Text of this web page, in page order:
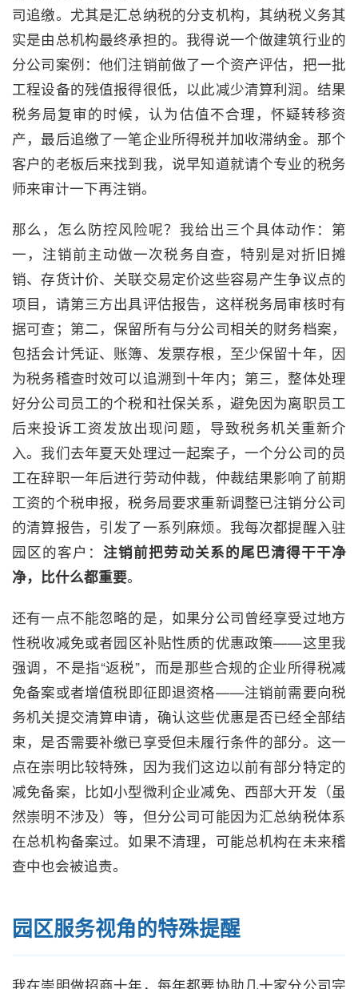
司追缴。尤其是汇总纳税的分支机构，其纳税义务其
实是由总机构最终承担的。我得说一个做建筑行业的
分公司案例：他们注销前做了一个资产评估，把一批
工程设备的残值报得很低，以此减少清算利润。结果
税务局复审的时候，认为估值不合理，怀疑转移资
产，最后追缴了一笔企业所得税并加收滞纳金。那个
客户的老板后来找到我，说早知道就请个专业的税务
师来审计一下再注销。
那么，怎么防控风险呢？我给出三个具体动作：第
一，注销前主动做一次税务自查，特别是对折旧摊
销、存货计价、关联交易定价这些容易产生争议点的
项目，请第三方出具评估报告，这样税务局审核时有
据可查；第二，保留所有与分公司相关的财务档案，
包括会计凭证、账簿、发票存根，至少保留十年，因
为税务稽查时效可以追溯到十年内；第三，整体处理
好分公司员工的个税和社保关系，避免因为离职员工
后来投诉工资发放出现问题，导致税务机关重新介
入。我们去年夏天处理过一起案子，一个分公司的员
工在辞职一年后进行劳动仲裁，仲裁结果影响了前期
工资的个税申报，税务局要求重新调整已注销分公司
的清算报告，引发了一系列麻烦。我每次都提醒入驻
园区的客户：注销前把劳动关系的尾巴清得干干净
净，比什么都重要。
还有一点不能忽略的是，如果分公司曾经享受过地方
性税收减免或者园区补贴性质的优惠政策——这里我
强调，不是指“返税”，而是那些合规的企业所得税减
免备案或者增值税即征即退资格——注销前需要向税
务机关提交清算申请，确认这些优惠是否已经全部结
束，是否需要补缴已享受但未履行条件的部分。这一
点在崇明比较特殊，因为我们这边以前有部分特定的
减免备案，比如小型微利企业减免、西部大开发（虽
然崇明不涉及）等，但分公司可能因为汇总纳税体系
在总机构备案过。如果不清理，可能总机构在未来稽
查中也会被追责。
园区服务视角的特殊提醒
我在崇明做招商十年，每年都要协助几十家分公司完